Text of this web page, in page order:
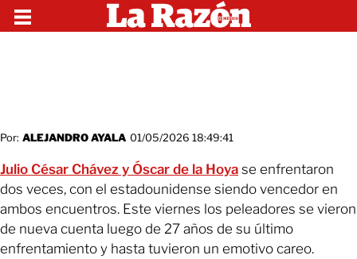
Por: ALEJANDRO AYALA 01/05/2026 18:49:41
Julio César Chávez y Óscar de la Hoya se enfrentaron
dos veces, con el estadounidense siendo vencedor en
ambos encuentros. Este viernes los peleadores se vieron
de nueva cuenta luego de 27 años de su último
enfrentamiento y hasta tuvieron un emotivo careo.